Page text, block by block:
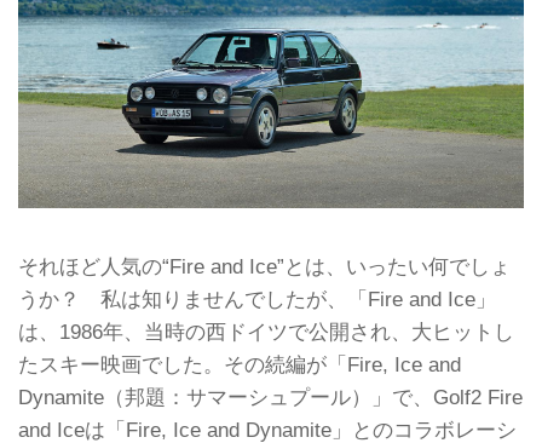
それほど人気の“Fire and Ice”とは、いったい何でしょ
うか？ 私は知りませんでしたが、「Fire and Ice」
は、1986年、当時の西ドイツで公開され、大ヒットし
たスキー映画でした。その続編が「Fire, Ice and
Dynamite（邦題：サマーシュプール）」で、Golf2 Fire
and Iceは「Fire, Ice and Dynamite」とのコラボレーシ